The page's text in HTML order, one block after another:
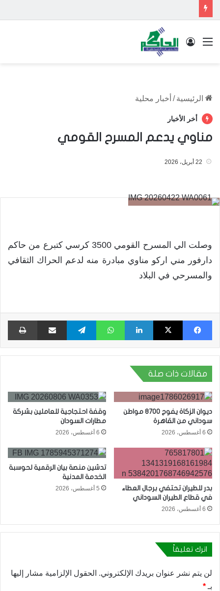
القائمة تسجيل الدخول
الرئيسية / أخبار محلية
أخر الأخبار
مناوي يدعم المسرح القومي
22 أبريل، 2026
وصلت الي المسرح القومي 3500 كرسي كتبرع من حاكم
دارفور مني اركو مناوي مبادرة منه لدعم الحراك الثقافي
والمسرحي في البلاد
فيسبوك X لينكدإن واتساب تيلقرام مشاركة عبر البريد
مقالات ذات صلة
ديوان الزكاة يفوج 8700 مواطن
سوداني من القاهرة
6 أغسطس، 2026
وقفة احتجاجية للعاملين بشركة
مطارات السودان
6 أغسطس، 2026
بدر للطيران تحتفي برجال العطاء
في قطاع الطيران السوداني
6 أغسطس، 2026
تدشين منصة بيان الرقمية لحوسبة
الخدمة المدنية
5 أغسطس، 2026
اترك تعليقاً
لن يتم نشر عنوان بريدك الإلكتروني. الحقول الإلزامية مشار إليها
بـ *